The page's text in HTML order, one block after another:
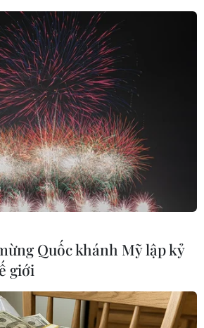
Zealand
New Zealand
Quốc khánh Mỹ lập kỷ
giới